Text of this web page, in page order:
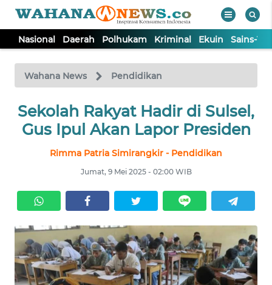
Nasional Daerah Polhukam Kriminal Ekuin Sains-
Wahana News Pendidikan
Sekolah Rakyat Hadir di Sulsel,
Gus Ipul Akan Lapor Presiden
Rimma Patria Simirangkir - Pendidikan
Jumat, 9 Mei 2025 - 02:00 WIB
TV
Tutup
NASIONAL
KRIMINAL
EKUIN
SAINS-TEKNO